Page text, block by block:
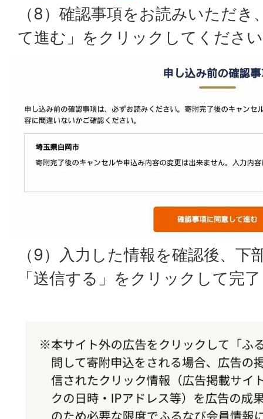
（8）確認事項をお読みいただ
て進む」をクリックしてくださ
（9）入力した情報を確認後、
「送信する」をクリックして完